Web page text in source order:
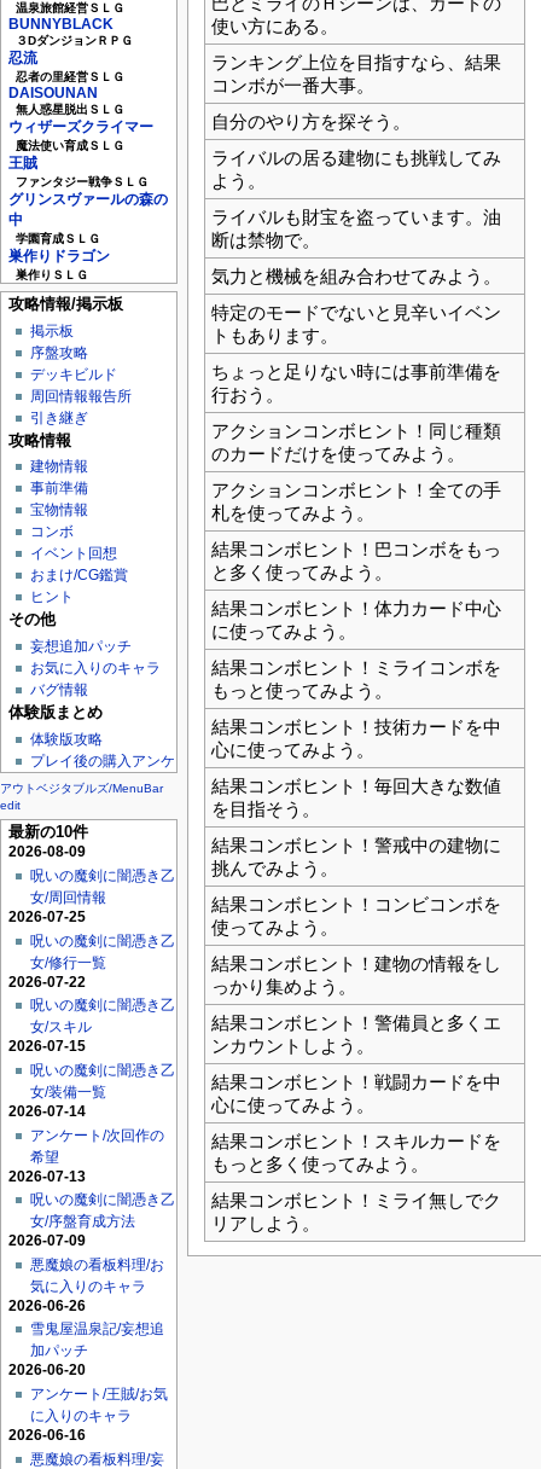
温泉旅館経営ＳＬＧ
BUNNYBLACK
３DダンジョンＲＰＧ
忍流
忍者の里経営ＳＬＧ
DAISOUNAN
無人惑星脱出ＳＬＧ
ウィザーズクライマー
魔法使い育成ＳＬＧ
王賊
ファンタジー戦争ＳＬＧ
グリンスヴァールの森の
中
学園育成ＳＬＧ
巣作りドラゴン
巣作りＳＬＧ
攻略情報/掲示板
掲示板
序盤攻略
デッキビルド
周回情報報告所
引き継ぎ
攻略情報
建物情報
事前準備
宝物情報
コンボ
イベント回想
おまけ/CG鑑賞
ヒント
その他
妄想追加パッチ
お気に入りのキャラ
バグ情報
体験版まとめ
体験版攻略
プレイ後の購入アンケ
アウトベジタブルズ/MenuBar
edit
最新の10件
2026-08-09
呪いの魔剣に闇憑き乙
女/周回情報
2026-07-25
呪いの魔剣に闇憑き乙
女/修行一覧
2026-07-22
呪いの魔剣に闇憑き乙
女/スキル
2026-07-15
呪いの魔剣に闇憑き乙
女/装備一覧
2026-07-14
アンケート/次回作の
希望
2026-07-13
呪いの魔剣に闇憑き乙
女/序盤育成方法
2026-07-09
悪魔娘の看板料理/お
気に入りのキャラ
2026-06-26
雪鬼屋温泉記/妄想追
加パッチ
2026-06-20
アンケート/王賊/お気
に入りのキャラ
2026-06-16
悪魔娘の看板料理/妄
使い方にある。
ランキング上位を目指すなら、結果
コンボが一番大事。
自分のやり方を探そう。
ライバルの居る建物にも挑戦してみ
よう。
ライバルも財宝を盗っています。油
断は禁物で。
気力と機械を組み合わせてみよう。
特定のモードでないと見辛いイベン
トもあります。
ちょっと足りない時には事前準備を
行おう。
アクションコンボヒント！同じ種類
のカードだけを使ってみよう。
アクションコンボヒント！全ての手
札を使ってみよう。
結果コンボヒント！巴コンボをもっ
と多く使ってみよう。
結果コンボヒント！体力カード中心
に使ってみよう。
結果コンボヒント！ミライコンボを
もっと使ってみよう。
結果コンボヒント！技術カードを中
心に使ってみよう。
結果コンボヒント！毎回大きな数値
を目指そう。
結果コンボヒント！警戒中の建物に
挑んでみよう。
結果コンボヒント！コンビコンボを
使ってみよう。
結果コンボヒント！建物の情報をし
っかり集めよう。
結果コンボヒント！警備員と多くエ
ンカウントしよう。
結果コンボヒント！戦闘カードを中
心に使ってみよう。
結果コンボヒント！スキルカードを
もっと多く使ってみよう。
結果コンボヒント！ミライ無しでク
リアしよう。